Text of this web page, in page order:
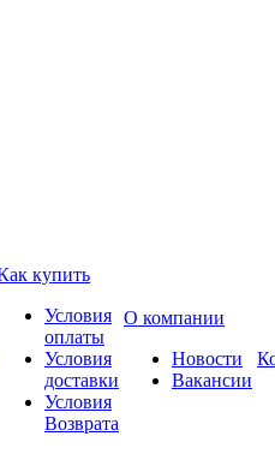
купить
Условия
оплаты
Условия
доставки
Условия
Возврата
О компании
Новости
Вакансии